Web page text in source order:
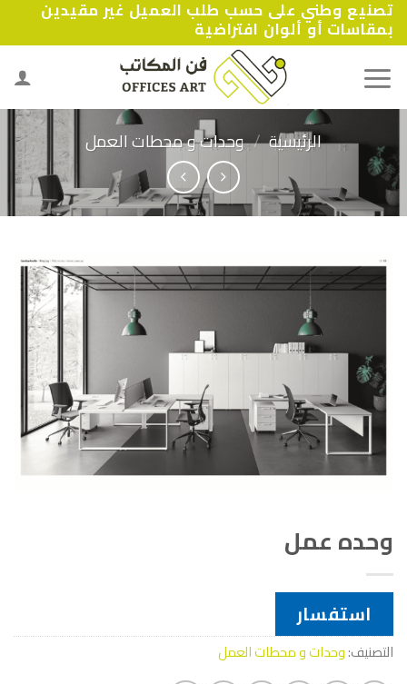
Skip
to
content
تصنيع وطني على حسب طلب العميل غير مقيدين
بمقاسات أو ألوان افتراضية
الرئيسية / وحدات و محطات العمل
وحده عمل
استفسار
التصنيف:وحدات و محطات العمل